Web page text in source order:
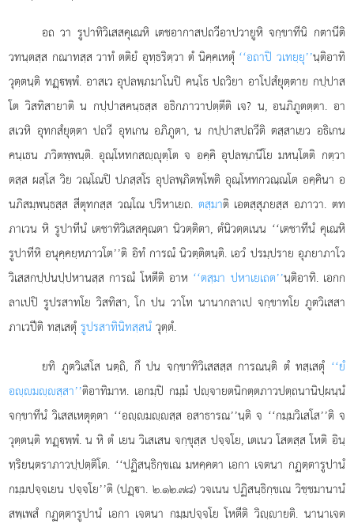
อถ วา รูปาทิวิเสสคุเณหิ เตชอากาสปถวีอาปวายูหิ จกฺขาทีนิ กตานีติ
วทนฺตสฺส กณาทสฺส วาทํ ตติยํ อุทฺธริตฺวา ตํ นิคฺคเหตุํ ‘‘อถาปิ วเทยฺยุ’’นฺติอาทิ
วุตฺตนฺติ ทฏฺพฺพํ. อาสเว อุปลพฺภมาโนปิ คนฺโธ ปถวิยา อาโปสํยุตฺตาย กปฺปาส
โต วิสทิสายาติ น กปฺปาสคนฺธสฺส อธิกภาวาปตฺตีติ เจ? น, อนภิภูตตฺตา. อา
สเวหิ อุทกสํยุตฺตา ปถวี อุทเกน อภิภูตา, น กปฺปาสปถวีติ ตสฺสาเยว อธิเกน
คนฺเธน ภวิตพฺพนฺติ. อุณฺโหทกสฺุตฺโต จ อคฺคิ อุปลพฺภนีโย มหนฺโตติ กตฺวา
ตสฺส ผสฺโส วิย วณฺโณปิ ปภสฺสโร อุปลพฺภิตพฺโพติ อุณฺโหทกวณฺณโต อคฺคินา อ
นภิสมฺพนฺธสฺส สีตุทกสฺส วณฺโณ ปริหาเยถ. ตสฺมาติ เอตสฺสุภยสฺส อภาวา. ตท
ภาเวน หิ รูปาทีนํ เตชาทิวิเสสคุณตา นิวตฺติตา, ตํนิวตฺตเนน ‘‘เตชาทีนํ คุเณหิ
รูปาทีหิ อนุคฺคยฺหภาวโต’’ติ อิทํ การณํ นิวตฺติตนฺติ. เอวํ ปรมฺปราย อุภยาภาโว
วิเสสกปฺปนปฺปหานสฺส การณํ โหตีติ อาห ‘‘ตสฺมา ปหาเยเถต’’นฺติอาทิ. เอกก
ลาเปปิ รูปรสาทโย วิสทิสา, โก ปน วาโท นานากลาเป จกฺขาทโย ภูตวิเสสา
ภาเวปีติ ทสฺเสตุํรูปรสาทินิทสฺสนํ วุตฺตํ.
ยทิ ภูตวิเสโส นตฺถิ, กึ ปน จกฺขาทิวิเสสสฺส การณนฺติ ตํ ทสฺเสตุํ ‘‘ยํ
อฺมฺสฺสา’’ติอาทิมาห. เอกมฺปิ กมฺมํ ปฺจายตนิกตฺตภาวปตฺถนานิปฺผนฺนํ
จกฺขาทีนํ วิเสสเหตุตฺตา ‘‘อฺมฺสฺส อสาธารณ’’นฺติ จ ‘‘กมฺมวิเสโส’’ติ จ
วุตฺตนฺติ ทฏฺพฺพํ. น หิ ตํ เยน วิเสเสน จกฺขุสฺส ปจฺจโย, เตเนว โสตสฺส โหติ อินฺ
ทฺริยนฺตราภาวปฺปตฺติโต. ‘‘ปฏิสนฺธิกฺขเณ มหคฺคตา เอกา เจตนา กฏตฺตารูปานํ
กมฺมปจฺจเยน ปจฺจโย’’ติ (ปฏฺา. ๒.๑๒.๗๘) วจเนน ปฏิสนฺธิกฺขเณ วิชฺชมานานํ
สพฺเพสํ กฏตฺตารูปานํ เอกา เจตนา กมฺมปจฺจโย โหตีติ วิฺายติ. นานาเจต